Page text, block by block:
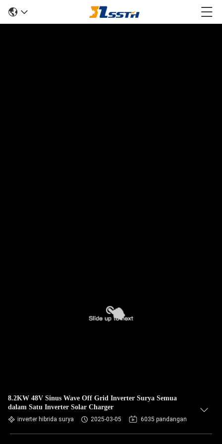
8.2KW 48V Sinus Wave Off Grid Inverter Surya Semua
dalam Satu Inverter Solar Charger
inverter hibrida surya 2025-03-05 6035 pandangan